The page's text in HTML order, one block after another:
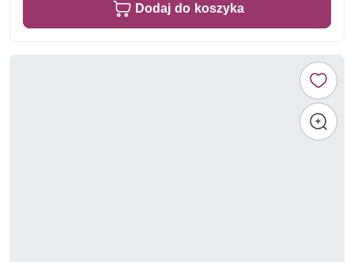
Dodaj do koszyka